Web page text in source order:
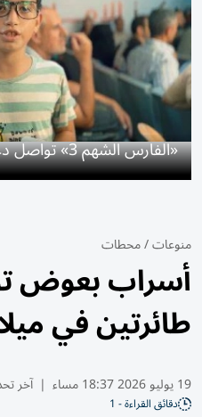
«الفارس الشهم 3» تواصل دعمها الإنساني في غزة
منوعات/محطات
أسراب بعوض
طائرتين في
19 يوليو 2026 18:37 مساء | آخر
دقائق القراءة - 1